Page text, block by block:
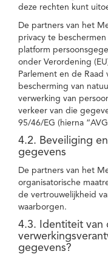
deze rechten kunt
De partners van het
privacy te
platform
onder Verordening
Parlement en de
bescherming van
verwerking van
verkeer van die
95/46/EG (hierna
4.2. Beveiliging
gegevens
De partners van het
organisatorische
de vertrouwelijkheid
waarborgen.
4.3. Identiteit van
gegevens?